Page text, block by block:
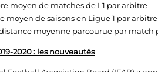
moyen de matches de L1 par arbitre
moyen de saisons en Ligue 1 par arbitre
moyenne parcourue par match
2020 : les nouveautés